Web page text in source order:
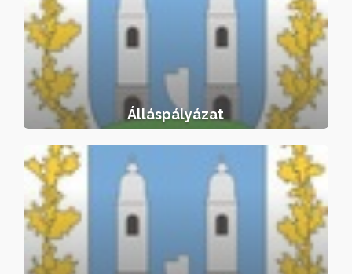
Álláspályázat
Sajtóközlemény